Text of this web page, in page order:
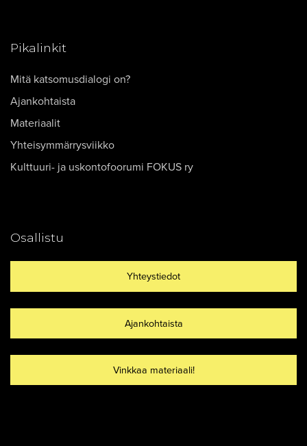
Pikalinkit
Mitä katsomusdialogi on?
Ajankohtaista
Materiaalit
Yhteisymmärrysviikko
Kulttuuri- ja uskontofoorumi FOKUS ry
Osallistu
Yhteystiedot
Ajankohtaista
Vinkkaa materiaali!